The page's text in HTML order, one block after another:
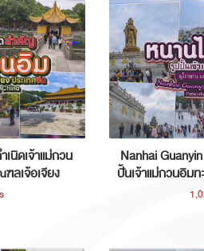
นิดเจ้าแม่กวน
ลเจ้อเจียง
Nanhai
ปั้นเจ้าแม่กวนอิมท